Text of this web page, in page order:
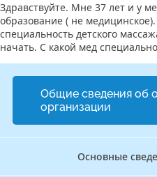
Здравствуйте. Мне 37 лет и у
образование ( не
специальность детского
начать. С какой мед
Общие сведения об
организации
Основные